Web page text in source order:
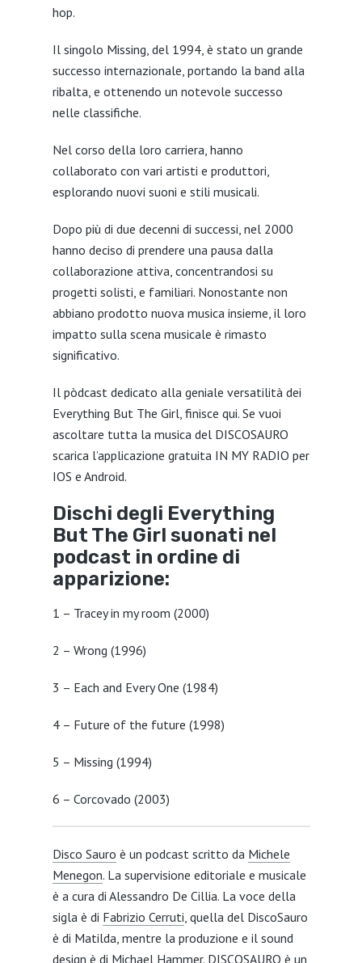
hop.
Il singolo Missing, del 1994, è stato un grande
successo internazionale, portando la band alla
ribalta, e ottenendo un notevole successo
nelle classifiche.
Nel corso della loro carriera, hanno
collaborato con vari artisti e produttori,
esplorando nuovi suoni e stili musicali.
Dopo più di due decenni di successi, nel 2000
hanno deciso di prendere una pausa dalla
collaborazione attiva, concentrandosi su
progetti solisti, e familiari. Nonostante non
abbiano prodotto nuova musica insieme, il loro
impatto sulla scena musicale è rimasto
significativo.
Il pòdcast dedicato alla geniale versatilità dei
Everything But The Girl, finisce qui. Se vuoi
ascoltare tutta la musica del DISCOSAURO
scarica l’applicazione gratuita IN MY RADIO per
IOS e Android.
Dischi degli Everything
But The Girl suonati nel
podcast in ordine di
apparizione:
1 – Tracey in my room (2000)
2 – Wrong (1996)
3 – Each and Every One (1984)
4 – Future of the future (1998)
5 – Missing (1994)
6 – Corcovado (2003)
Disco Sauro è un podcast scritto da Michele
Menegon. La supervisione editoriale e musicale
è a cura di Alessandro De Cillia. La voce della
sigla è di Fabrizio Cerruti, quella del DiscoSauro
è di Matilda, mentre la produzione e il sound
design è di Michael Hammer. DISCOSAURO è un